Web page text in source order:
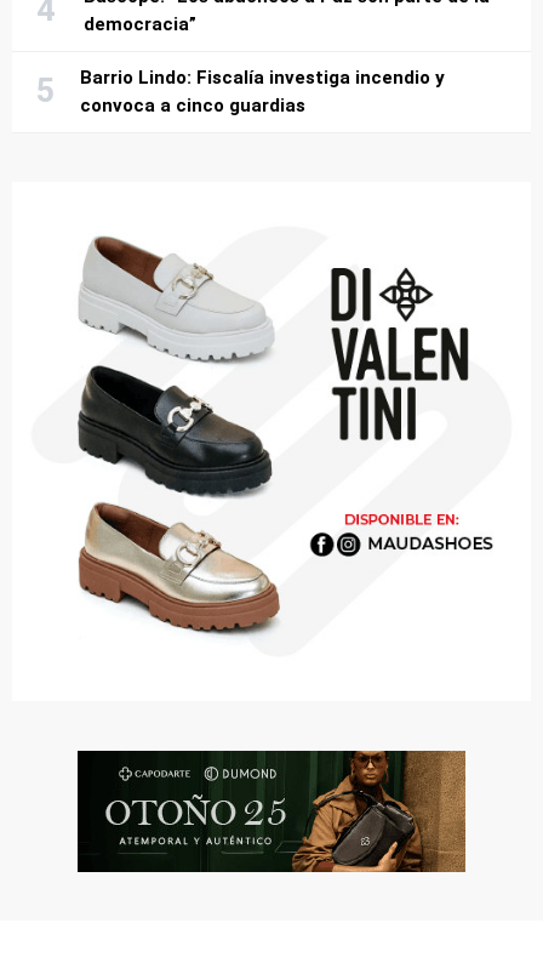
democracia”
Barrio Lindo: Fiscalía investiga incendio y
convoca a cinco guardias